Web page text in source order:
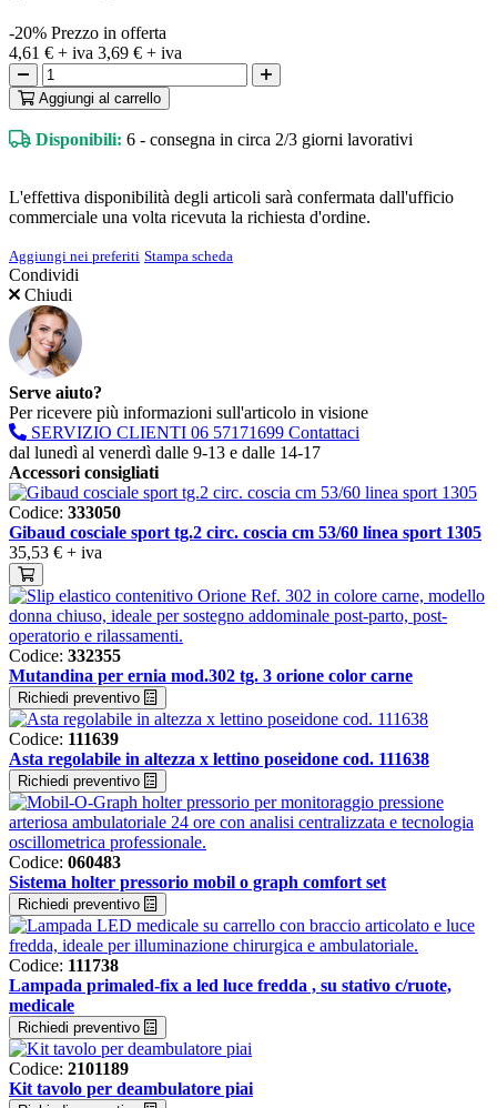
-20% Prezzo in offerta
4,61 € + iva 3,69 € + iva
Aggiungi al carrello
Disponibili: 6 - consegna in circa 2/3 giorni lavorativi
L'effettiva disponibilità degli articoli sarà confermata dall'ufficio
commerciale una volta ricevuta la richiesta d'ordine.
Aggiungi nei preferiti Stampa scheda
Condividi
Chiudi
Serve aiuto?
Per ricevere più informazioni sull'articolo in visione
SERVIZIO CLIENTI 06 57171699 Contattaci
dal lunedì al venerdì dalle 9-13 e dalle 14-17
Accessori consigliati
Codice: 333050
Gibaud cosciale sport tg.2 circ. coscia cm 53/60 linea sport 1305
35,53 € + iva
Codice: 332355
Mutandina per ernia mod.302 tg. 3 orione color carne
Richiedi preventivo
Codice: 111639
Asta regolabile in altezza x lettino poseidone cod. 111638
Richiedi preventivo
Codice: 060483
Sistema holter pressorio mobil o graph comfort set
Richiedi preventivo
Codice: 111738
Lampada primaled-fix a led luce fredda , su stativo c/ruote,
medicale
Richiedi preventivo
Codice: 2101189
Kit tavolo per deambulatore piai